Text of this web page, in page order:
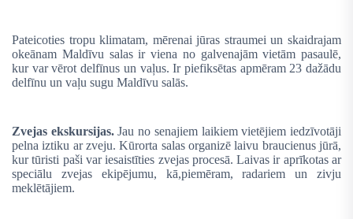
Pateicoties tropu klimatam, mērenai jūras straumei un skaidrajam
okeānam Maldīvu salas ir viena no galvenajām vietām pasaulē,
kur var vērot delfīnus un vaļus. Ir piefiksētas apmēram 23 dažādu
delfīnu un vaļu sugu Maldīvu salās.
Zvejas ekskursijas.Jau no senajiem laikiem vietējiem iedzīvotāji
pelna iztiku ar zveju. Kūrorta salas organizē laivu braucienus jūrā,
kur tūristi paši var iesaistīties zvejas procesā. Laivas ir aprīkotas ar
speciālu zvejas ekipējumu, kā,piemēram, radariem un zivju
meklētājiem.